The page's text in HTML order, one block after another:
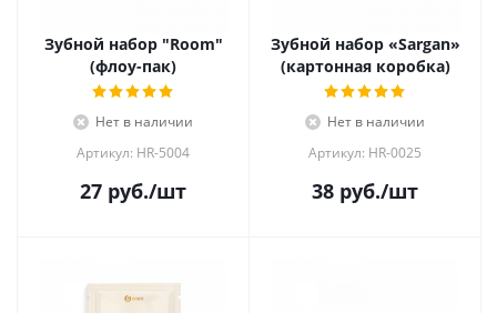
Зубной набор "Room"
(флоу-пак)
Нет в наличии
Артикул: HR-5004
27 руб./шт
Зубной набор «Sargan»
(картонная коробка)
Нет в наличии
Артикул: HR-0025
38 руб./шт